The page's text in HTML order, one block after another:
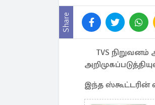
Share
TVS நிறுவனம்
இந்த ஸ்கூட்டரின்